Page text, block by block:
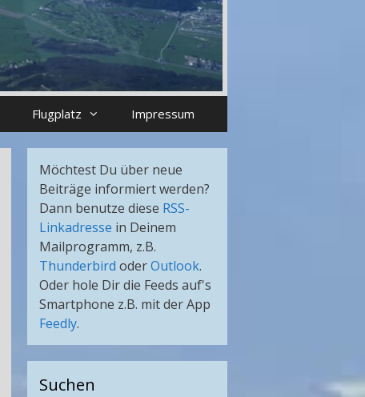
Flugplatz Impressum
Möchtest Du über neue
Beiträge informiert werden?
Dann benutze diese RSS-
Linkadresse in Deinem
Mailprogramm, z.B.
Thunderbird oderOutlook.
Oder hole Dir die Feeds auf's
Smartphone z.B. mit der App
Feedly.
Suchen